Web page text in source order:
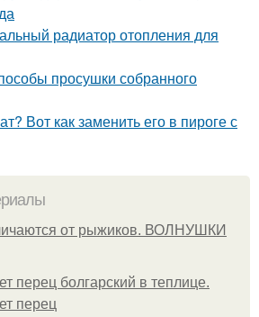
радиатор отопления для
просушки собранного
Вот как заменить его в пироге с
от рыжиков. ВОЛНУШКИ
перец болгарский в теплице.
перец